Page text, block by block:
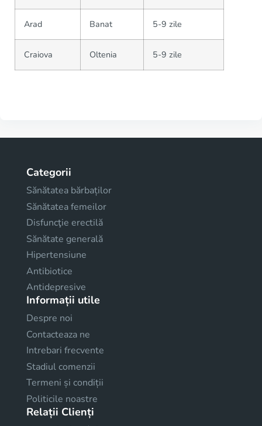
Arad Banat 5-9 zile
Craiova Oltenia 5-9 zile
Categorii
Sănătatea bărbaților
Sănătatea femeilor
Disfuncţie erectilă
Sănătate generală
Hipertensiune
Antibiotice
Antidepresive
Informații utile
Despre noi
Contacteaza ne
Intrebari frecvente
Stadiul comenzii
Termeni și condiții
Politicile noastre
Relații Clienți